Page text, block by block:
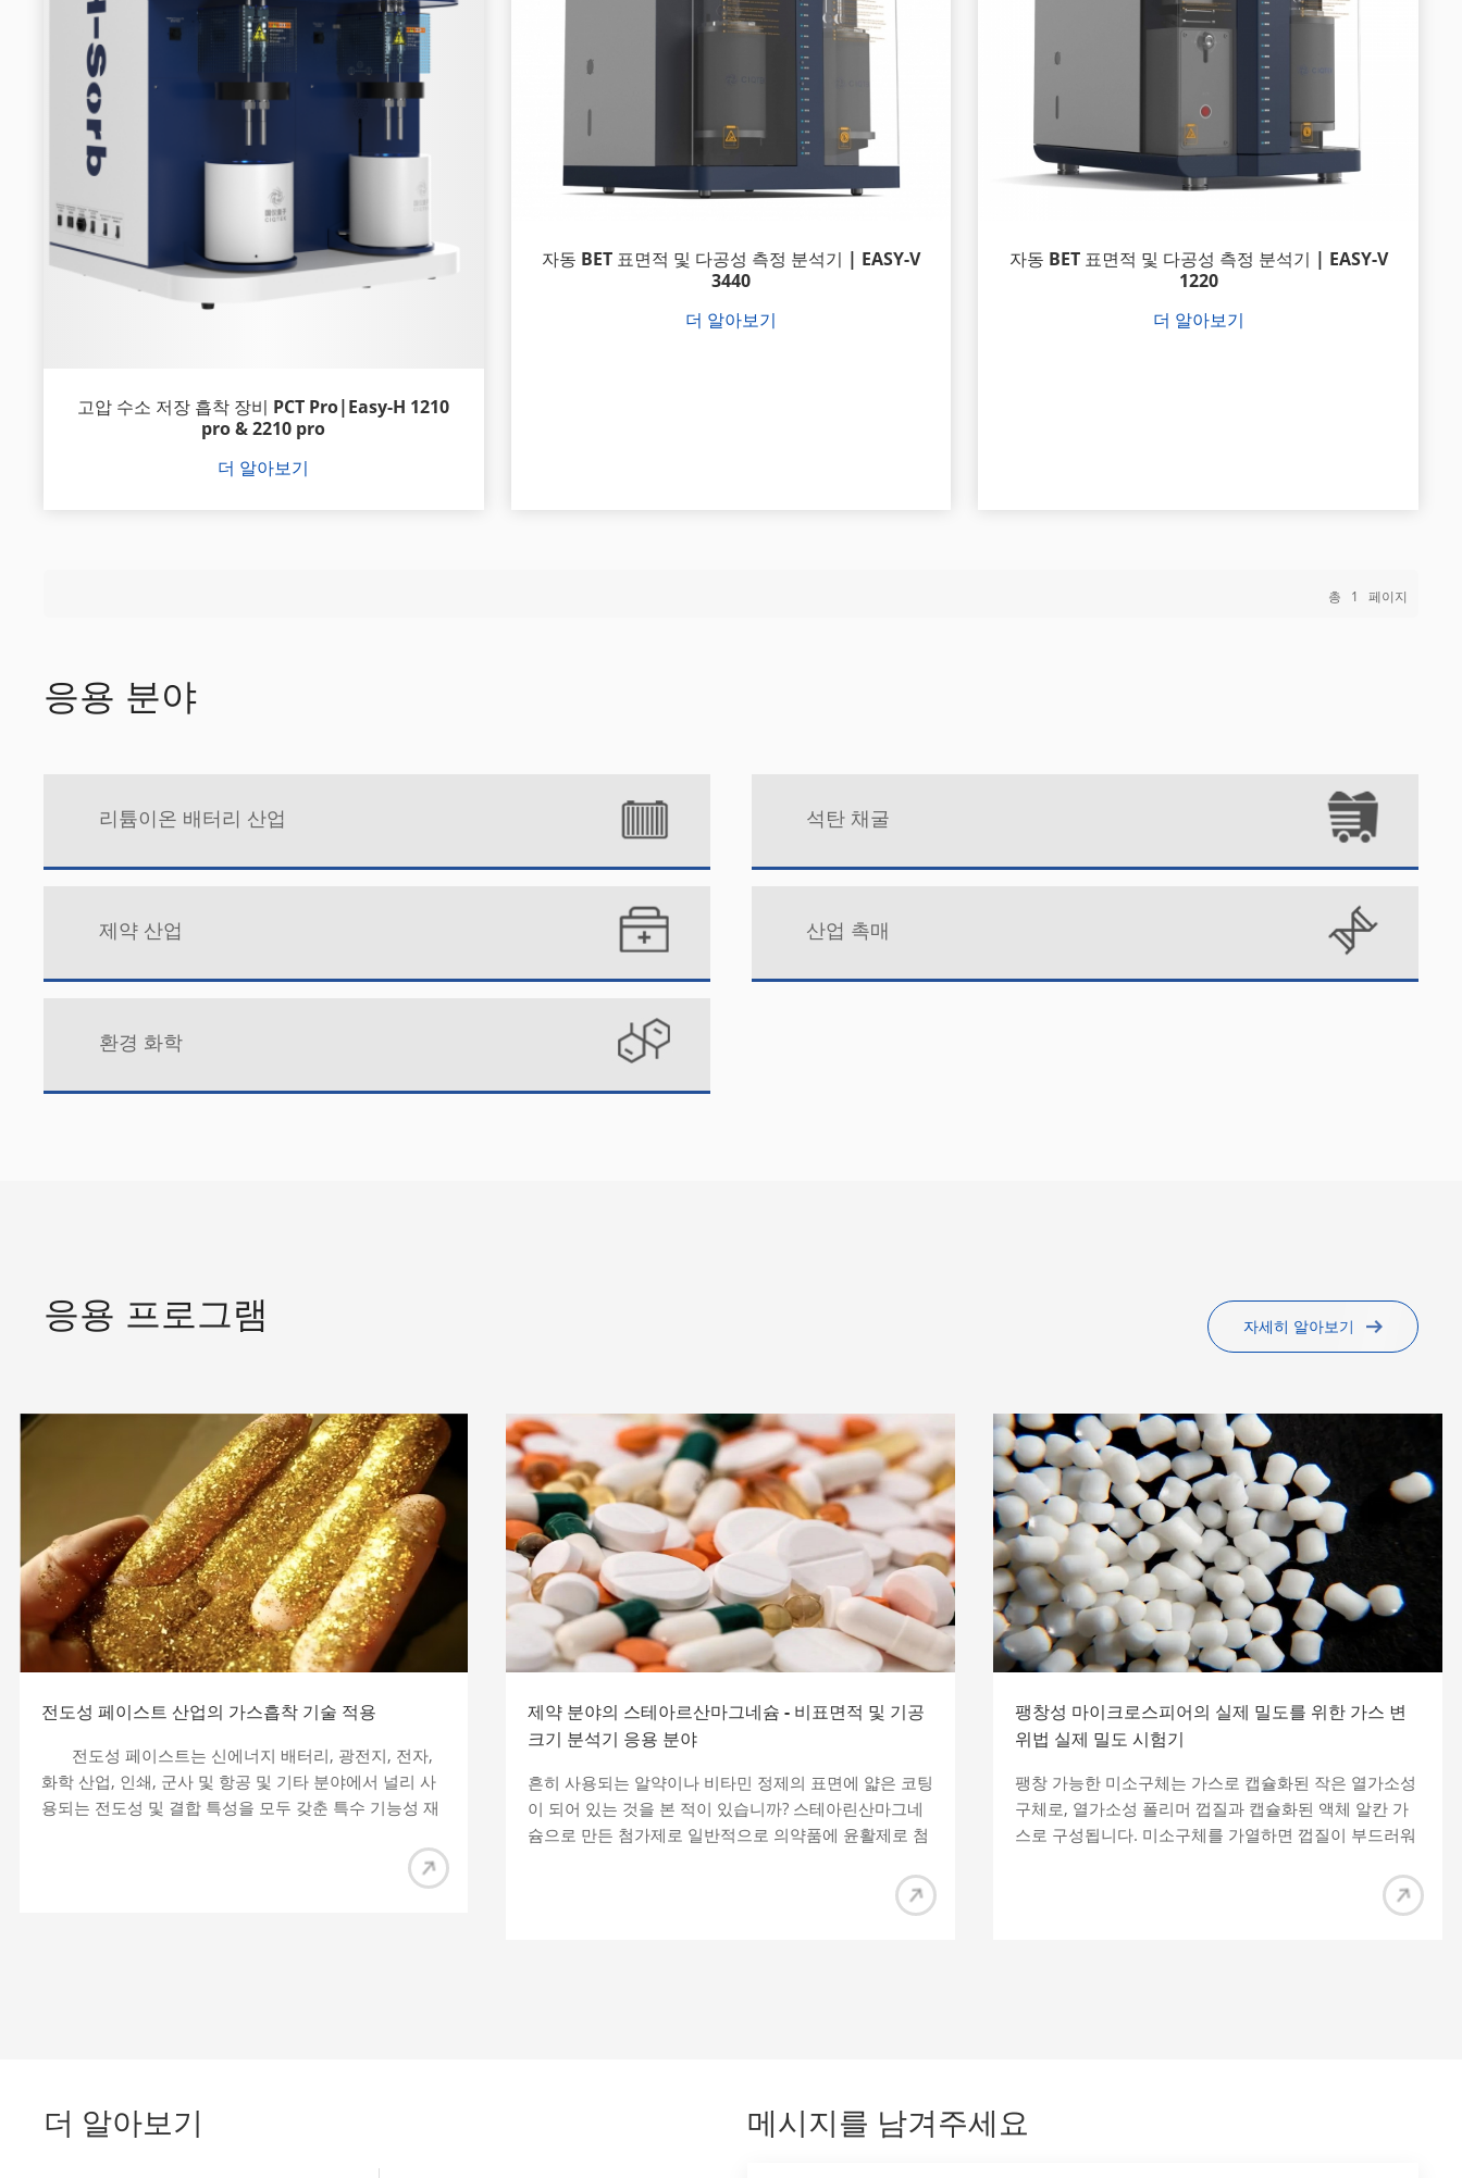
고압 수소 저장 흡착 장비 PCT Pro|Easy-H 1210
pro & 2210 pro
더 알아보기
자동 BET 표면적 및 다공성 측정 분석기 | EASY-V
3440
더 알아보기
자동 BET 표면적 및 다공성 측정 분석기 | EASY-V
1220
더 알아보기
총 1 페이지
응용 분야
리튬이온 배터리 산업 석탄 채굴
제약 산업 산업 촉매
환경 화학
응용 프로그램 자세히 알아보기
전도성 페이스트 산업의 가스흡착 기술 적용
전도성 페이스트는 신에너지 배터리, 광전지, 전자,
화학 산업, 인쇄, 군사 및 항공 및 기타 분야에서 널리 사
용되는 전도성 및 결합 특성을 모두 갖춘 특수 기능성 재
유기 캐리어를 포함하며, 전도성 상은 전도성 페이스트의
핵심 재료로, 페이스트의 전기적 특성과 필름 형성 후 기
이 특히 중요합니다. 또한 이러한 매개변수를 정밀하게
분야의 요구 사항을 충족할 수 있습니다. 01 전도성 페
제약 분야의 스테아르산마그네슘 - 비표면적 및 기공
크기 분석기 응용 분야
흔히 사용되는 알약이나 비타민 정제의 표면에 얇은 코팅
이 되어 있는 것을 본 적이 있습니까? 스테아린산마그네
슘으로 만든 첨가제로 일반적으로 의약품에 윤활제로 첨
까요? 마그네슘스테아레이트란 무엇입니까? 마그네
슘스테아레이트는 널리 사용되는 의약품 부형제입니다.
이의 마찰을 효과적으로 줄여 제약 정제 프레스의 정제
팽창성 마이크로스피어의 실제 밀도를 위한 가스 변
위법 실제 밀도 시험기
팽창 가능한 미소구체는 가스로 캡슐화된 작은 열가소성
구체로, 열가소성 폴리머 껍질과 캡슐화된 액체 알칸 가
스로 구성됩니다. 미소구체를 가열하면 껍질이 부드러워
피의 60배까지 급격하게 팽창하여 경량 충진제와 발포제
의 이중 기능을 갖게 됩니다. 경량 필러로서 팽창성 미소
스의 부피를 계산합니다. 재료의 실제 밀도를 결정하기
더 알아보기 메시지를 남겨주세요